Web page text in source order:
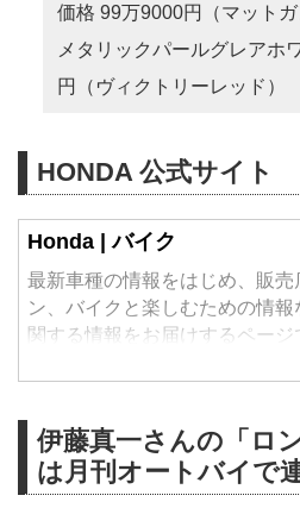
価格 99万9000円（マット
メタリックパールグレアホ
円（ヴィクトリーレッド）
HONDA 公式サイト
Honda | バイク
最新車種の情報をはじめ、販
ン、バイクと楽しむための情
関する情報をお届けするページ
伊藤真一さんの「ロ
は月刊オートバイで